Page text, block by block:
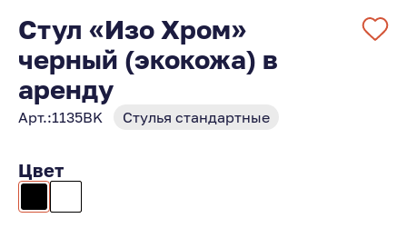
Стул «Изо Хром»
черный (экокожа) в
аренду
Арт.:1135BK Стулья стандартные
Цвет